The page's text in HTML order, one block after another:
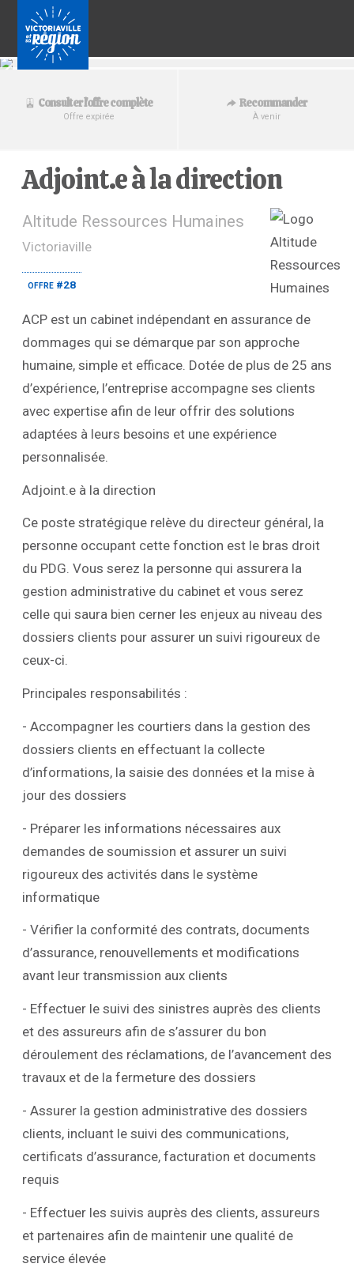
Consulter l'offre complète
Offre expirée
Recommander
À venir
Adjoint.e à la direction
Altitude Ressources Humaines
Victoriaville
offre #28
ACP est un cabinet indépendant en assurance de
dommages qui se démarque par son approche
humaine, simple et efficace. Dotée de plus de 25 ans
d’expérience, l’entreprise accompagne ses clients
avec expertise afin de leur offrir des solutions
adaptées à leurs besoins et une expérience
personnalisée.
Adjoint.e à la direction
Ce poste stratégique relève du directeur général, la
personne occupant cette fonction est le bras droit
du PDG. Vous serez la personne qui assurera la
gestion administrative du cabinet et vous serez
celle qui saura bien cerner les enjeux au niveau des
dossiers clients pour assurer un suivi rigoureux de
ceux-ci.
Principales responsabilités :
- Accompagner les courtiers dans la gestion des
dossiers clients en effectuant la collecte
d’informations, la saisie des données et la mise à
jour des dossiers
- Préparer les informations nécessaires aux
demandes de soumission et assurer un suivi
rigoureux des activités dans le système
informatique
- Vérifier la conformité des contrats, documents
d’assurance, renouvellements et modifications
avant leur transmission aux clients
- Effectuer le suivi des sinistres auprès des clients
et des assureurs afin de s’assurer du bon
déroulement des réclamations, de l’avancement des
travaux et de la fermeture des dossiers
- Assurer la gestion administrative des dossiers
clients, incluant le suivi des communications,
certificats d’assurance, facturation et documents
requis
- Effectuer les suivis auprès des clients, assureurs
et partenaires afin de maintenir une qualité de
service élevée